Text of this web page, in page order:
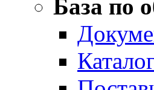
База по